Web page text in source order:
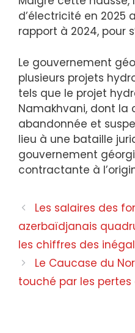
d’électricité en 2025
rapport à 2024, pour
Le gouvernement
plusieurs projets
tels que le projet
Namakhvani, dont la
abandonnée et
lieu à une bataille
gouvernement
contractante à
Les salaires des
azerbaïdjanais
les chiffres des
Le Caucase du
touché par les pertes